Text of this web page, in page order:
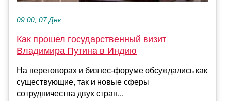
09:00, 07 Дек
Как прошел государственный визит
Владимира Путина в Индию
На переговорах и бизнес-форуме обсуждались как
существующие, так и новые сферы
сотрудничества двух стран...